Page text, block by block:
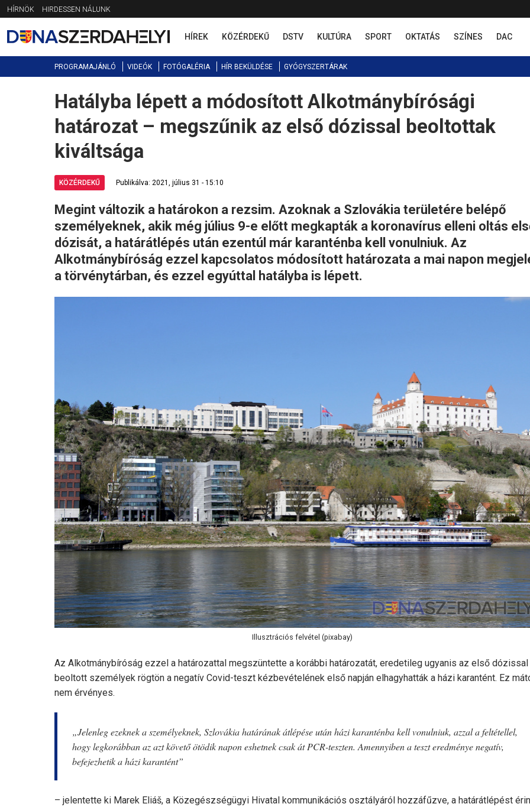
Jump
to
navigation
HÍRNÖK HIRDESSEN NÁLUNK
HÍREK KÖZÉRDEKŰ DSTV KULTÚRA SPORT OKTATÁS SZÍNES DAC
PROGRAMAJÁNLÓ VIDEÓK FOTÓGALÉRIA HÍR BEKÜLDÉSE GYÓGYSZERTÁRAK
Back
to
top
Hatályba lépett a módosított Alkotmánybírósági
határozat – megszűnik az első dózissal beoltottak
kiváltsága
KÖZÉRDEKŰ Publikálva: 2021, július 31 - 15:10
Megint változik a határokon a rezsim. Azoknak a Szlovákia területére belépő
személyeknek, akik még július 9-e előtt megkapták a koronavírus elleni oltás
dózisát, a határátlépés után ezentúl már karanténba kell vonulniuk. Az
Alkotmánybíróság ezzel kapcsolatos módosított határozata a mai napon
a törvénytárban, és ezzel egyúttal hatályba is lépett.
Illusztrációs felvétel (pixabay)
Az Alkotmánybíróság ezzel a határozattal megszüntette a korábbi határozatát, eredetileg ugyanis az első dózissal
beoltott személyek rögtön a negatív Covid-teszt kézbevételének első napján elhagyhatták a házi karantént. Ez
nem érvényes.
„Jelenleg ezeknek a személyeknek, Szlovákia határának átlépése után házi karanténba kell vonulniuk, azzal a feltétellel,
hogy legkorábban az azt követő ötödik napon eshetnek csak át PCR-teszten. Amennyiben a teszt eredménye negatív,
befejezhetik a házi karantént”
– jelentette ki Marek Eliáš, a Közegészségügyi Hivatal kommunikációs osztályáról hozzáfűzve, a határátlépést